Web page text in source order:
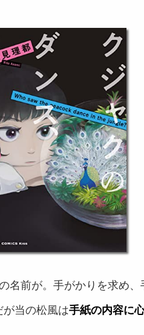
名前が。手がかりを求め
が当の松風は手紙の内容に